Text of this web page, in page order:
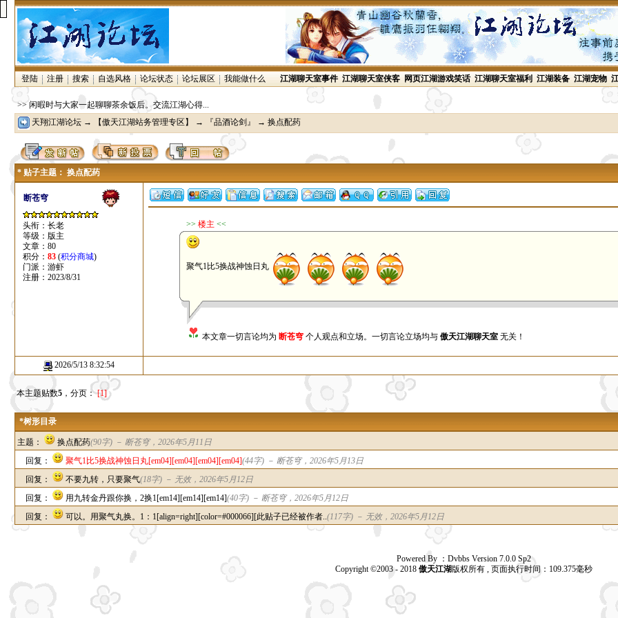
登陆 注册 搜索 自选风格 论坛状态 论坛展区 我能做什么 江湖聊天室事件 江湖聊天室侠客 网页江湖游戏笑话 江湖聊天室福利 江湖装备 江湖宠物
>> 闲暇时与大家一起聊聊茶余饭后。交流江湖心得...
天翔江湖论坛→ 【傲天江湖站务管理专区】 → 『品酒论剑』 → 换点配药
* 贴子主题： 换点配药
断苍穹
头衔：长老
等级：版主
文章：80
积分： 83(积分商城)
门派：游虾
注册：2023/8/31
>> 楼主 <<
聚气1比5换战神蚀日丸
本文章一切言论均为 断苍穹个人观点和立场。一切言论立场均与 傲天江湖聊天室无关！
2026/5/13 8:32:54
本主题贴数5，分页：[1]
*树形目录
主题： 换点配药(90字) － 断苍穹，2026年5月11日
回复：
聚气1比5换战神蚀日丸[em04][em04][em04][em04](44字) － 断苍穹，2026年5月13日
回复：
不要九转，只要聚气(18字) － 无效，2026年5月12日
回复：
用九转金丹跟你换，2换1[em14][em14][em14](40字) － 断苍穹，2026年5月12日
回复：
可以。用聚气丸换。1：1[align=right][color=#000066][此贴子已经被作者..(117字) － 无效，2026年5月12日
Powered By ：Dvbbs Version 7.0.0 Sp2
Copyright ©2003 - 2018 傲天江湖版权所有 , 页面执行时间：109.375毫秒